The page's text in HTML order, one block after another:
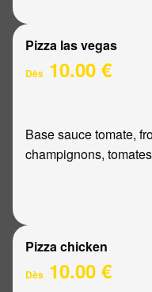
Pizza las vegas
Dès 10.00 €
Base sauce tomate,
champignons,
Pizza chicken
Dès 10.00 €